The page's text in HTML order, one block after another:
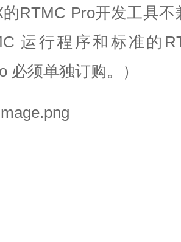
的RTMC Pro开发工具
运行程序和标准的
必须单独订购。）